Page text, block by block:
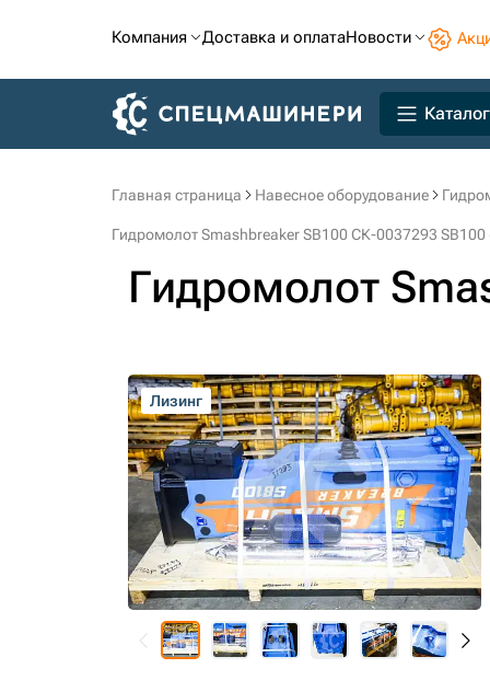
Компания Доставка и оплатаНовости
Каталог
Главная страница Навесное оборудование
Гидромолот Smashbreaker SB100 СК-0037293 SB100
Гидромолот
Лизинг
Лизинг
Лизинг
Лизинг
Лизинг
Лизинг
Лизинг